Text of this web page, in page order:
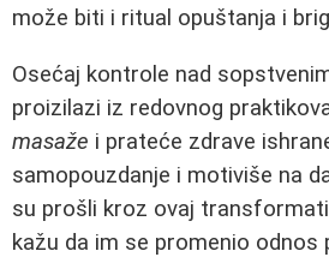
može biti i ritual opuštanja i
Osećaj kontrole nad
proizilazi iz redovnog
masaže i prateće zdrave
samopouzdanje i motiviše na
su prošli kroz ovaj
kažu da im se promenio odnos